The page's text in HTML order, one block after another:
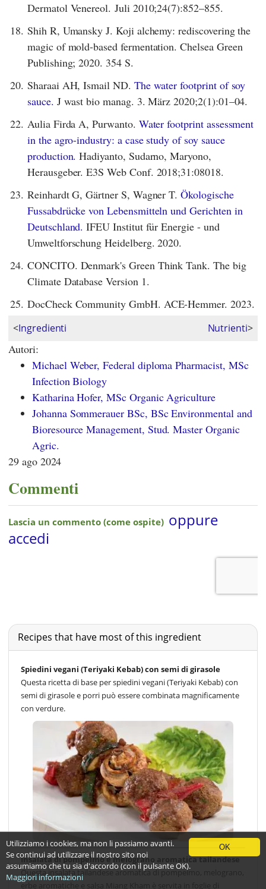
Dermatol Venereol. Juli 2010;24(7):852–855.
18. Shih R, Umansky J. Koji alchemy: rediscovering the
magic of mold-based fermentation. Chelsea Green
Publishing; 2020. 354 S.
20. Sharaai AH, Ismail ND. The water footprint of soy
sauce. J wast bio manag. 3. März 2020;2(1):01–04.
22. Aulia Firda A, Purwanto. Water footprint assessment
in the agro-industry: a case study of soy sauce
production. Hadiyanto, Sudarno, Maryono,
Herausgeber. E3S Web Conf. 2018;31:08018.
23. Reinhardt G, Gärtner S, Wagner T.Ökologische
Fussabdrücke von Lebensmitteln und Gerichten in
Deutschland. IFEU Institut für Energie - und
Umweltforschung Heidelberg. 2020.
24. CONCITO. Denmark's Green Think Tank. The big
Climate Database Version 1.
25. DocCheck Community GmbH. ACE-Hemmer. 2023.
<Ingredienti Nutrienti>
Autori:
Michael Weber, Federal diploma Pharmacist, MSc
Infection Biology
Katharina Hofer, MSc Organic Agriculture
Johanna Sommerauer BSc, BSc Environmental and
Bioresource Management, Stud. Master Organic
Agric.
29 ago 2024
Commenti
Recipes that have most of this ingredient
Spiedini vegani (Teriyaki Kebab) con semi di girasole
Questa ricetta di base per spiedini vegani (Teriyaki Kebab) con
semi di girasole e porri può essere combinata magnificamente
con verdure.
Insalata di pompelmo e melograno aromatica tailandese
Questa insalata tailandese aromatica di pompelmo, melograno,
erbe aromatiche e salsa Miang Kham è servita in foglie di
OK
Utilizziamo i cookies, ma non li passiamo avanti.
Se continui ad utilizzare il nostro sito noi
assumiamo che tu sia d'accordo (con il pulsante OK).
Maggiori informazioni